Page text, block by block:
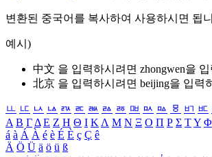
변환된 중국어를 복사하여 사용하시면 됩
예시)
中文 을 입력하시려면 zhongwen을
北京 을 입력하시려면 beijing을 입력
ㅥ ㅦ ㅧ ㅨ ㅩ ㅪ ㅫ ㅬ ㅭ ㅮ ㅯ ㅰ ㅱ ㅲ ㅳ
Α Β ΓΔ Ε Ζ Η Θ Ι ΚΛ Μ Ν Ξ Ο Π Ρ Σ ΤΥ Φ
á à Á À é è É È ç Ç ê
Ä Ö Ü ä ö ü ß